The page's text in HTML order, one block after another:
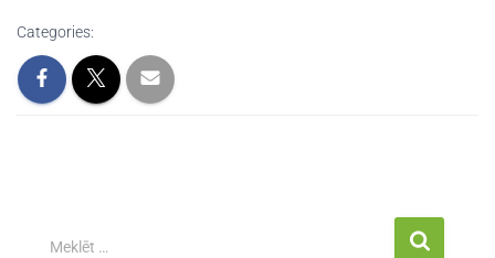
Categories:
Meklēt …